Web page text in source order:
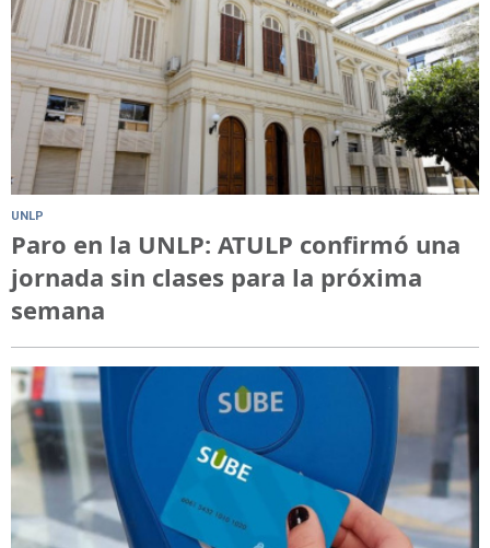
UNLP
Paro en la UNLP: ATULP confirmó una
jornada sin clases para la próxima
semana